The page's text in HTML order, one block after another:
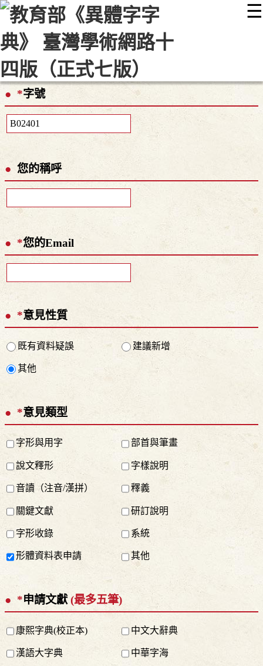
☰
::: 最新消息 常見問題 編輯說明
顯示模式
網站導覽
*字號
您的稱呼
*您的Email
*意見性質
既有資料疑誤 建議新增
其他
*意見類型
字形與用字 部首與筆畫
說文釋形 字樣說明
音讀（注音/漢拼） 釋義
關鍵文獻 研訂說明
字形收錄 系統
形體資料表申請 其他
*申請文獻 (最多五筆)
康熙字典(校正本) 中文大辭典
漢語大字典 中華字海